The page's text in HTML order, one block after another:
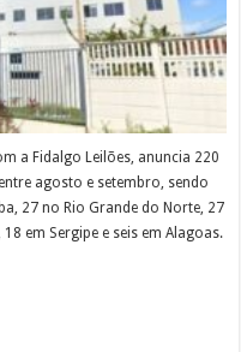
a Fidalgo Leilões, anuncia 220
agosto e setembro, sendo
27 no Rio Grande do Norte, 27
em Sergipe e seis em Alagoas.